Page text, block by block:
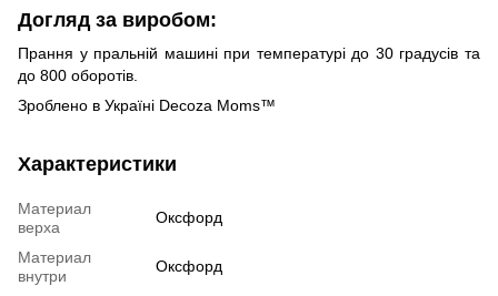
Догляд за виробом:
Прання у пральній машині при температурі до 30 градусів та
до 800 оборотів.
Зроблено в Україні Decoza Moms™
Характеристики
Материал
верха
Оксфорд
Материал
внутри
Оксфорд